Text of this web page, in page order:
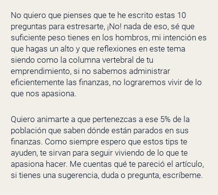
No quiero que pienses que te he escrito estas 10
preguntas para estresarte, ¡No! nada de eso, sé que
suficiente peso tienes en los hombros, mi intención es
que hagas un alto y que reflexiones en este tema
siendo como la columna vertebral de tu
emprendimiento, si no sabemos administrar
eficientemente las finanzas, no lograremos vivir de lo
que nos apasiona.
Quiero animarte a que pertenezcas a ese 5% de la
población que saben dónde están parados en sus
finanzas. Como siempre espero que estos tips te
ayuden, te sirvan para seguir viviendo de lo que te
apasiona hacer. Me cuentas qué te pareció el artículo,
si tienes una sugerencia, duda o pregunta, escríbeme.